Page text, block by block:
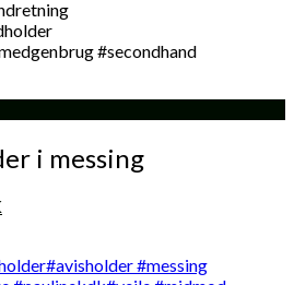
i messing